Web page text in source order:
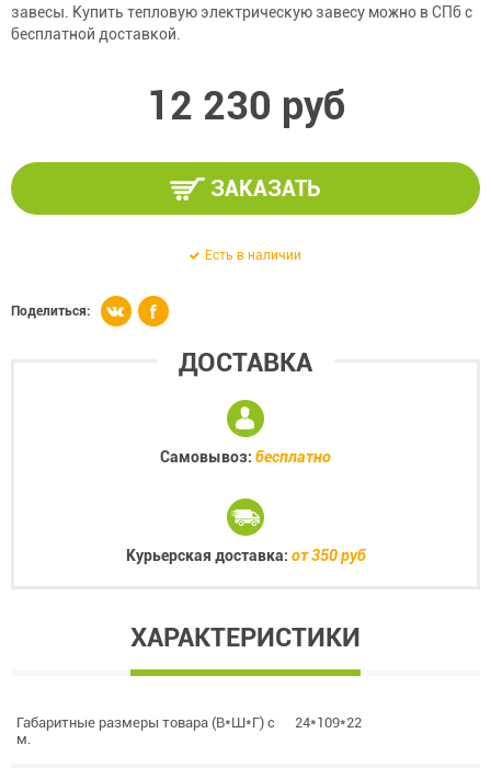
завесы. Купить тепловую электрическую завесу можно в СПб с
бесплатной доставкой.
12 230 руб
ЗАКАЗАТЬ
Есть в наличии
Поделиться:
ДОСТАВКА
Самовывоз: бесплатно
Курьерская доставка: от 350 руб
ХАРАКТЕРИСТИКИ
Габаритные размеры товара (В*Ш*Г) с
м.
24*109*22